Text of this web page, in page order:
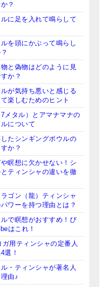
？
に足を入れて鳴らして
を頭にかぶって鳴らし
と偽物はどのように見
か？
が気持ち悪いと感じる
楽しむためのヒント
メタル）とアマナマナの
について
たシンギングボウルの
か？
や瞑想に欠かせない！シ
ティンシャの違いを徹
ゴン（龍）ティンシャ
ワーを持つ理由とは？
で瞑想がおすすめ！ぴ
はこれ！
ガ用ティンシャの定番人
選！
・ティンシャが著名人
由♪